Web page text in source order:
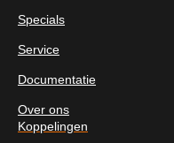
Specials
Service
Documentatie
Over ons
Koppelingen